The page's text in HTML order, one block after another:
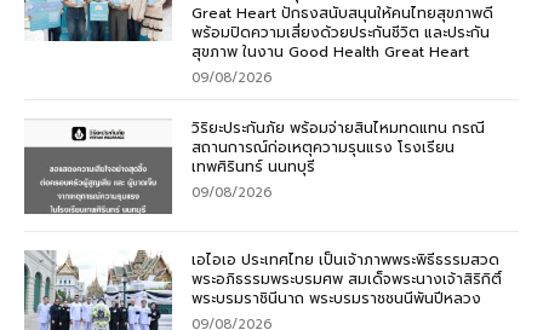
Great Heart ปักธงสนับสนุนให้คนไทยสุขภาพดี
พร้อมปิดความเสี่ยงด้วยประกันชีวิต และประกัน
สุขภาพ ในงาน Good Health Great Heart
09/08/2026
วิริยะประกันภัย พร้อมจ่ายสินไหมทดแทน กรณี
สถานการณ์ก่อเหตุความรุนแรง โรงเรียน
เทพศิรินทร์ นนทบุรี
09/08/2026
เอไอเอ ประเทศไทย เป็นเจ้าภาพพระพิธีธรรมสวด
พระอภิธรรมพระบรมศพ สมเด็จพระนางเจ้าสิริกิติ์
พระบรมราชินีนาถ พระบรมราชชนนีพันปีหลวง
09/08/2026